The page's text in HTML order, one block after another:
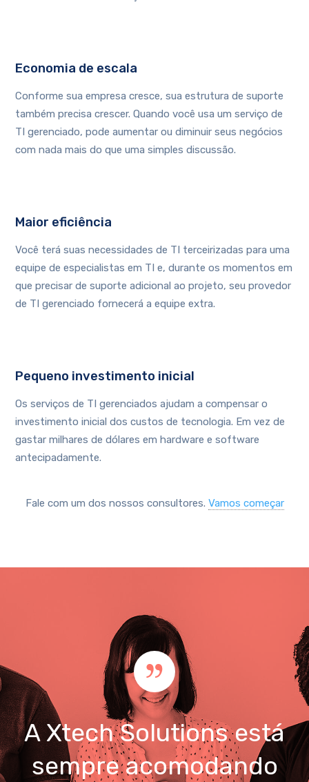
Economia de escala
Conforme sua empresa cresce, sua estrutura de suporte
também precisa crescer. Quando você usa um serviço de
TI gerenciado, pode aumentar ou diminuir seus negócios
com nada mais do que uma simples discussão.
Maior eficiência
Você terá suas necessidades de TI terceirizadas para uma
equipe de especialistas em TI e, durante os momentos em
que precisar de suporte adicional ao projeto, seu provedor
de TI gerenciado fornecerá a equipe extra.
Pequeno investimento inicial
Os serviços de TI gerenciados ajudam a compensar o
investimento inicial dos custos de tecnologia. Em vez de
gastar milhares de dólares em hardware e software
antecipadamente.
Fale com um dos nossos consultores. Vamos começar
A Xtech Solutions está
sempre acomodando